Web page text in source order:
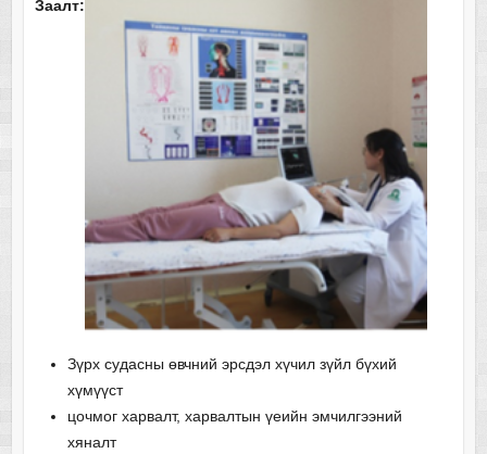
Заалт:
Зүрх судасны өвчний эрсдэл хүчил зүйл бүхий
хүмүүст
цочмог харвалт, харвалтын үеийн эмчилгээний
хяналт